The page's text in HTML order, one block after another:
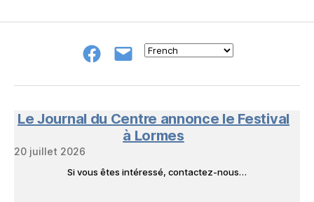
Groupe
NeL
E-
à
Livres
Le Journal du Centre annonce le Festival
à Lormes
20 juillet 2026
Si vous êtes intéressé, contactez-nous…